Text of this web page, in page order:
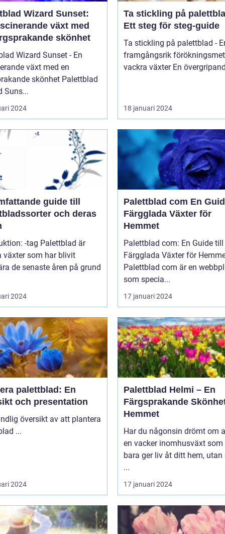
Wizard Sunset:
växt med
skönhet
Wizard Sunset - En
växt med en
skönhet Palettblad
Suns...
2024
Ta stickling på
Ett steg för steg-guide
Ta stickling på palettblad -
framgångsrik
vackra växter En
18 januari 2024
guide till
och deras
-tag Palettblad är
växter som har blivit
de senaste åren på grund
2024
Palettblad com En Guide till
Färgglada Växter för
Hemmet
Palettblad com: En Guide till
Färgglada Växter för
Palettblad com är en
som specia...
17 januari 2024
palettblad: En
och presentation
översikt av att plantera
palettblad ...
2024
Palettblad Helmi – En
Färgsprakande
Hemmet
Har du någonsin drömt om
en vacker inomhusväxt som
bara ger liv åt ditt hem, utan
...
17 januari 2024